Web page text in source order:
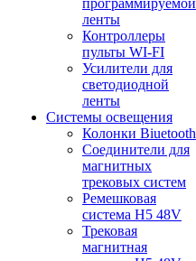
программируемой
ленты
Контроллеры
пульты WI-FI
Усилители для
светодиодной
ленты
Системы освещения
Колонки Biuetooth
Соединители для
магнитных
трековых систем
Ремешковая
система H5 48V
Трековая
магнитная